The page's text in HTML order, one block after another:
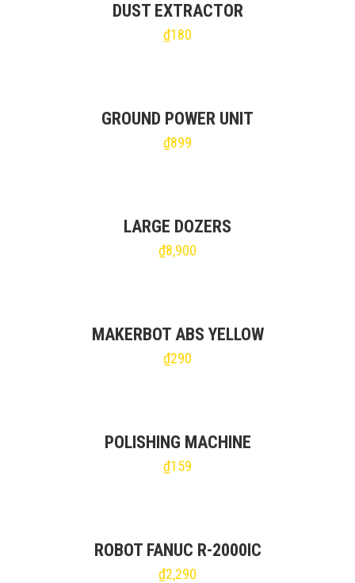
DUST EXTRACTOR
₫180
GROUND POWER UNIT
₫899
LARGE DOZERS
₫8,900
MAKERBOT ABS YELLOW
₫290
POLISHING MACHINE
₫159
ROBOT FANUC R-2000IC
₫2,290